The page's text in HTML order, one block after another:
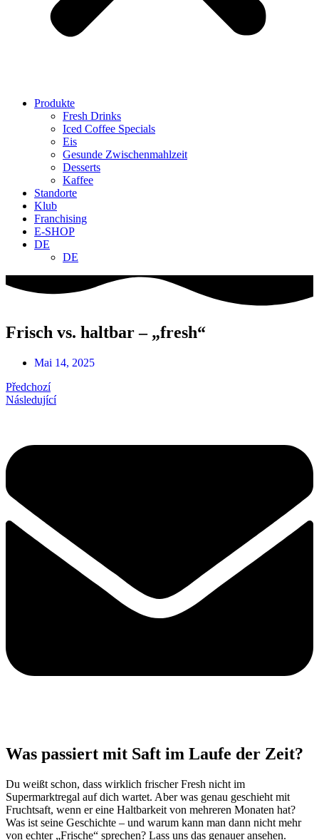
Produkte
Fresh Drinks
Iced Coffee Specials
Eis
Gesunde Zwischenmahlzeit
Desserts
Kaffee
Standorte
Klub
Franchising
E-SHOP
DE
DE
Frisch vs. haltbar – „fresh“
Mai 14, 2025
Předchozí
Následující
Was passiert mit Saft im Laufe der Zeit?
Du weißt schon, dass wirklich frischer Fresh nicht im
Supermarktregal auf dich wartet. Aber was genau geschieht mit
Fruchtsaft, wenn er eine Haltbarkeit von mehreren Monaten hat?
Was ist seine Geschichte – und warum kann man dann nicht mehr
von echter „Frische“ sprechen? Lass uns das genauer ansehen.